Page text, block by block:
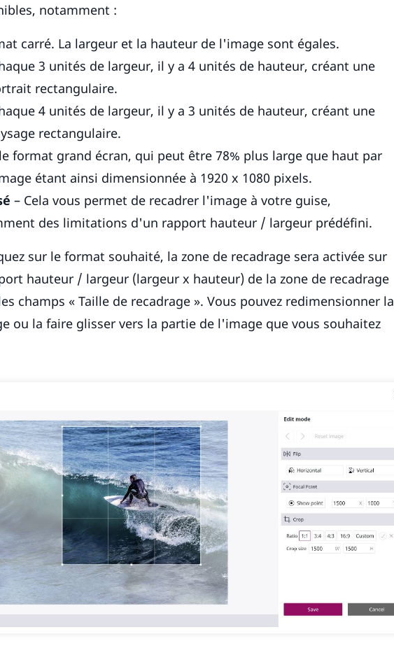
notamment :
carré. La largeur et la hauteur de l'image sont égales.
3 unités de largeur, il y a 4 unités de hauteur, créant une
rectangulaire.
4 unités de largeur, il y a 3 unités de hauteur, créant une
rectangulaire.
format grand écran, qui peut être 78% plus large que haut par
étant ainsi dimensionnée à 1920 x 1080 pixels.
– Cela vous permet de recadrer l'image à votre guise,
des limitations d'un rapport hauteur / largeur prédéfini.
sur le format souhaité, la zone de recadrage sera activée sur
hauteur / largeur (largeur x hauteur) de la zone de recadrage
champs « Taille de recadrage ». Vous pouvez redimensionner la
ou la faire glisser vers la partie de l'image que vous souhaitez